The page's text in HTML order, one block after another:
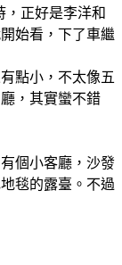
，正好是李洋和
始看，下了車繼
點小，不太像五
，其實蠻不錯
個小客廳，沙發
毯的露臺。不過